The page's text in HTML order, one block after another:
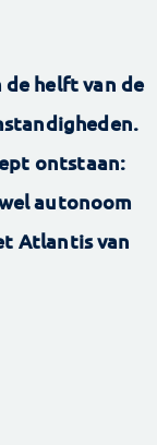
helft van de
ontstaan:
autonoom
Atlantis van